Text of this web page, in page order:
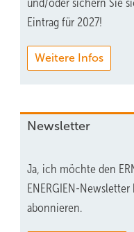
Eintrag für 2027!
Weitere Infos
Newsletter
Ja, ich möchte den
ENERGIEN-
abonnieren.